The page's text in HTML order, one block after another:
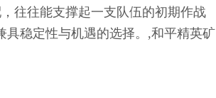
往往能支撑起一支队伍的初期作战
具稳定性与机遇的选择。,和平精英矿